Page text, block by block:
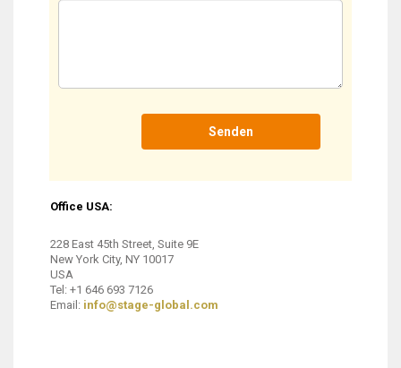
Office USA:
228 East 45th Street, Suite 9E
New York City, NY 10017
USA
Tel: +1 646 693 7126
Email: info@stage-global.com